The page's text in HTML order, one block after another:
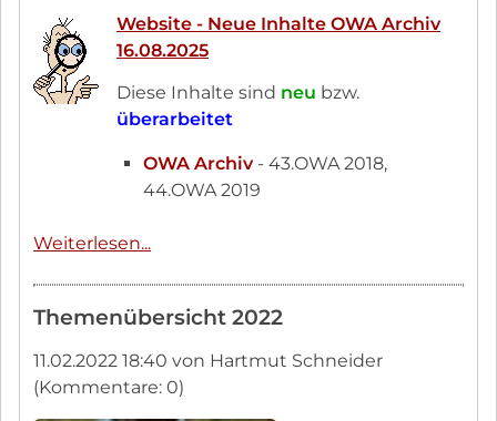
OWA
Archiv
20.09.2025
Website - Neue Inhalte OWA Archiv
16.08.2025
Diese Inhalte sind neu bzw.
überarbeitet
OWA Archiv- 43.OWA 2018,
44.OWA 2019
Weiterlesen...Website
Inhalte
OWA
Archiv
16.08.2025
Themenübersicht 2022
11.02.2022 18:40 von Hartmut Schneider
(Kommentare: 0)